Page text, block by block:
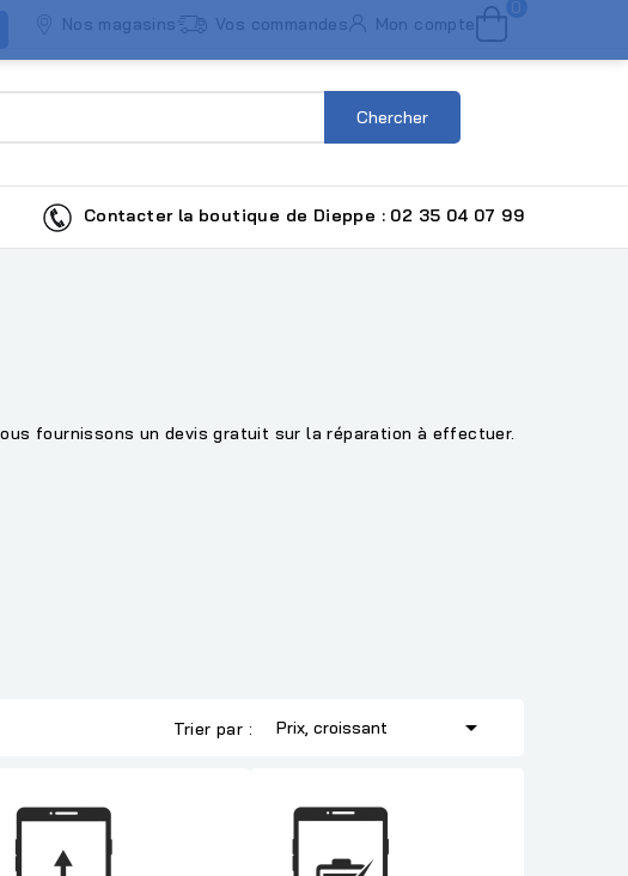
Nos magasins Vos commandes Mon compte
0
Chercher
Contacter la boutique de Dieppe : 02 35 04 07 99
fournissons un devis gratuit sur la réparation à effectuer.
Trier par : Prix, croissant 